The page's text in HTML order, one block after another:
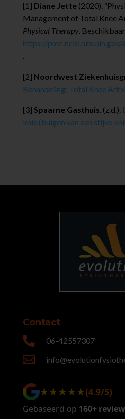
[1] Diane Jette(2020).
Management of Total Knee
Physical Therapy.
https://pmc.ncbi.nlm.nih.gov/
.
[2] Noordwest
Behandeling: Total Knee
[3] Spaarne Gasthuis. (z.d.).
knie(buigen van een stijve
Contact
 06-42557307

★★★★★
★★★★★(4.9/5)
Gebaseerd op 160+